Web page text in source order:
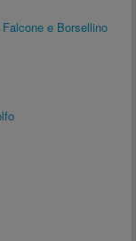
e Borsellino